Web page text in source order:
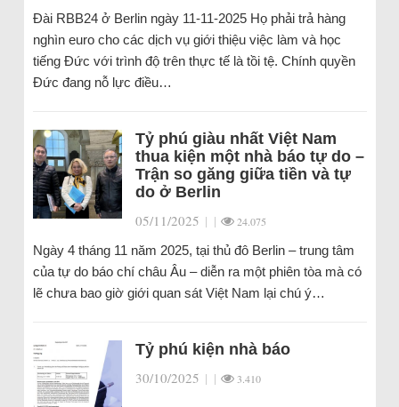
Đài RBB24 ở Berlin ngày 11-11-2025 Họ phải trả hàng
nghìn euro cho các dịch vụ giới thiệu việc làm và học
tiếng Đức với trình độ trên thực tế là tồi tệ. Chính quyền
Đức đang nỗ lực điều…
Tỷ phú giàu nhất Việt Nam
thua kiện một nhà báo tự do –
Trận so găng giữa tiền và tự
do ở Berlin
05/11/2025 | | 24.075
Ngày 4 tháng 11 năm 2025, tại thủ đô Berlin – trung tâm
của tự do báo chí châu Âu – diễn ra một phiên tòa mà có
lẽ chưa bao giờ giới quan sát Việt Nam lại chú ý…
Tỷ phú kiện nhà báo
30/10/2025 | | 3.410